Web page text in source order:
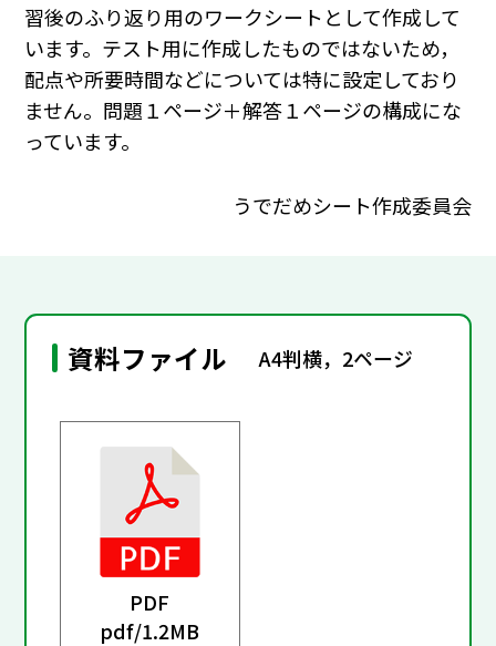
習後のふり返り用のワークシートとして作成して
います。テスト用に作成したものではないため，
配点や所要時間などについては特に設定しており
ません。問題１ページ＋解答１ページの構成にな
っています。
うでだめシート作成委員会
資料ファイル A4判横，2ページ
PDF
pdf/1.2MB